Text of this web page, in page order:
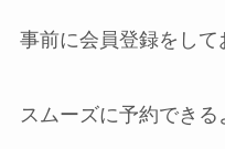
事前に会員登録をして
スムーズに予約できる